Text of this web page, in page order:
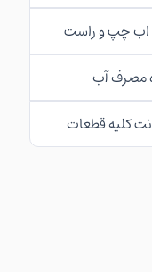
چپ و راست
آب